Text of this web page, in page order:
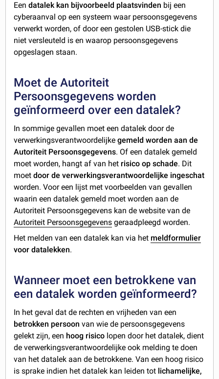
Eendatalek kan bijvoorbeeld plaatsvinden bij een
cyberaanval op een systeem waar persoonsgegevens
verwerkt worden, of door een gestolen USB-stick die
niet versleuteld is en waarop persoonsgegevens
opgeslagen staan.
Moet de Autoriteit
Persoonsgegevens worden
geïnformeerd over een datalek?
In sommige gevallen moet een datalek door de
verwerkingsverantwoordelijkegemeld worden aan de
Autoriteit Persoonsgegevens. Of een datalek gemeld
moet worden, hangt af van het risico op schade. Dit
moetdoor de verwerkingsverantwoordelijke ingeschat
worden. Voor een lijst met voorbeelden van gevallen
waarin een datalek gemeld moet worden aan de
Autoriteit Persoonsgegevens kan de website van de
Autoriteit Persoonsgegevens geraadpleegd worden.
Het melden van een datalek kan via het meldformulier
voor datalekken.
Wanneer moet een betrokkene van
een datalek worden geïnformeerd?
In het geval dat de rechten en vrijheden van een
betrokken persoonvan wie de persoonsgegevens
gelekt zijn, een hoog risico lopen door het datalek, dient
de verwerkingsverantwoordelijke ook melding te doen
van het datalek aan de betrokkene. Van een hoog risico
is sprake indien het datalek kan leiden tot lichamelijke,